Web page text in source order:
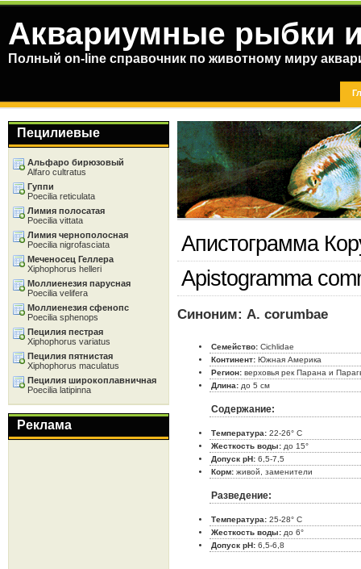
Аквариумные рыбки
Полный on-line справочник по животному миру
Апистограмма
Apistogramma
Синоним: A. corumbae
Семейство: Cichlidae
Континент: Южная Америка
Регион: верховья рек Парана и
Длина: до 5 см
Содержание:
Температура: 22-26° C
Жесткость воды: до 15°
Допуск pH: 6,5-7,5
Корм: живой, заменители
Разведение:
Температура: 25-28° C
Жесткость воды: до 6°
Допуск pH: 6,5-6,8
Пецилиевые
Альфаро бирюзовый
Alfaro cultratus
Гуппи
Poecilia reticulata
Лимия полосатая
Poecilia vittata
Лимия чернополосная
Poecilia nigrofasciata
Меченосец Геллера
Xiphophorus helleri
Моллиенезия парусная
Poecilia velifera
Моллиенезия сфенопс
Poecilia sphenops
Пецилия пестрая
Xiphophorus variatus
Пецилия пятнистая
Xiphophorus maculatus
Пецилия широкоплавничная
Poecilia latipinna
Реклама